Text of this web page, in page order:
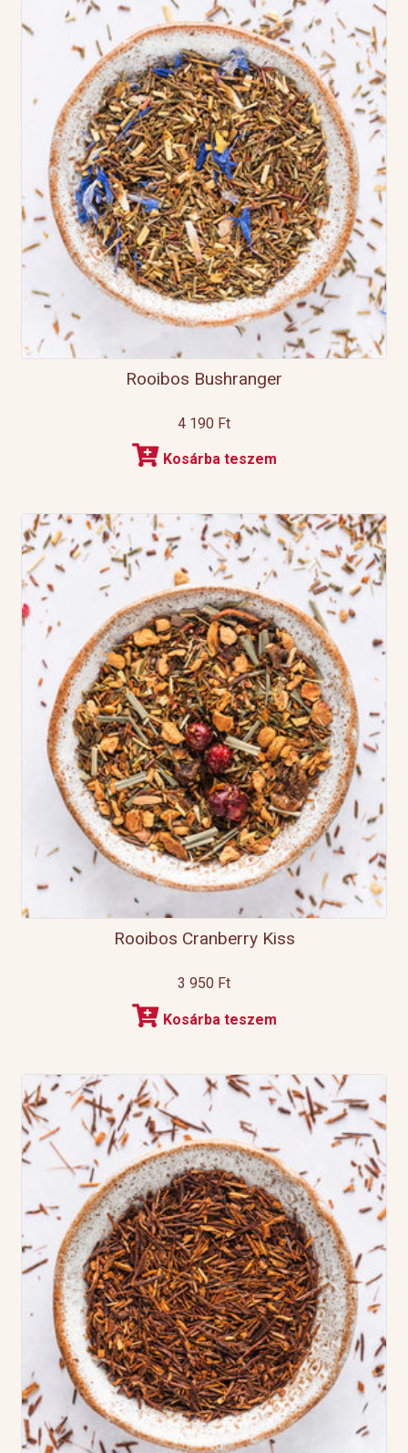
Rooibos Bushranger
4 190 Ft
Kosárba teszem
Rooibos Cranberry Kiss
3 950 Ft
Kosárba teszem